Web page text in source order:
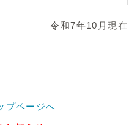
令和7年10月現在
プページへ